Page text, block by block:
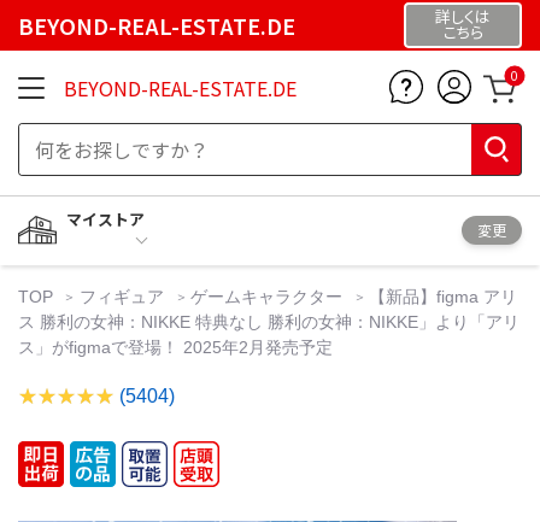
BEYOND-REAL-ESTATE.DE 詳しくは
こちら
BEYOND-REAL-ESTATE.DE 0
マイストア
変更
TOP フィギュア ゲームキャラクター
【新品】figma アリ
ス 勝利の女神：NIKKE 特典なし 勝利の女神：NIKKE」より「アリ
ス」がfigmaで登場！ 2025年2月発売予定
(5404)